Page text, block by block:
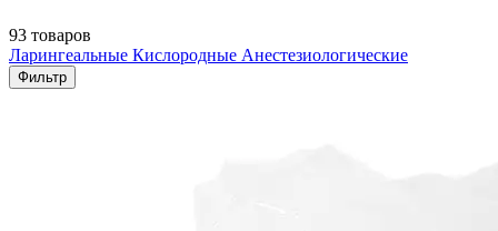
93 товаров
Ларингеальные Кислородные Анестезиологические
Фильтр